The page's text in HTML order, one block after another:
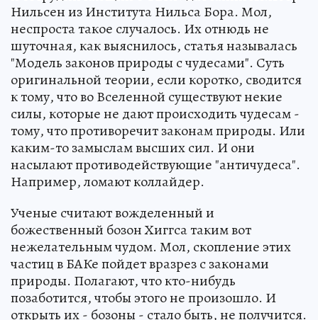
Нильсен из Института Нильса Бора. Мол,
неспроста такое случалось. Их отнюдь не
шуточная, как выяснилось, статья называлась
"Модель законов природы с чудесами". Суть
оригинальной теории, если коротко, сводится
к тому, что во Вселенной существуют некие
силы, которые не дают происходить чудесам -
тому, что противоречит законам природы. Или
каким-то замыслам высших сил. И они
насылают противодействующие "античудеса".
Например, ломают коллайдер.
Ученые считают вожделенный и
божественный бозон Хиггса таким вот
нежелательным чудом. Мол, скопление этих
частиц в БАКе пойдет вразрез с законами
природы. Полагают, что кто-нибудь
позаботится, чтобы этого не произошло. И
открыть их - бозоны - стало быть, не получится.